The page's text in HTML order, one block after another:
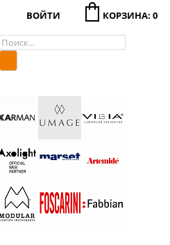
ВОЙТИ КОРЗИНА: 0